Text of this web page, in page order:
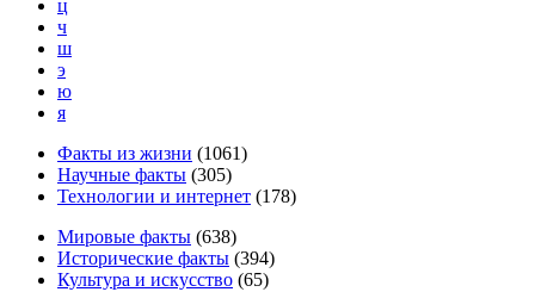
ц
ч
ш
э
ю
я
Факты из жизни (1061)
Научные факты (305)
Технологии и интернет (178)
Мировые факты (638)
Исторические факты (394)
Культура и искусство (65)